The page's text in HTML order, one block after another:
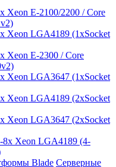
Xeon E-2100/2200 / Core
Xeon LGA4189 (1xSocket
Xeon E-2300 / Core
Xeon LGA3647 (1xSocket
Xeon LGA4189 (2xSocket
Xeon LGA3647 (2xSocket
8x Xeon LGA4189 (4-
Серверные